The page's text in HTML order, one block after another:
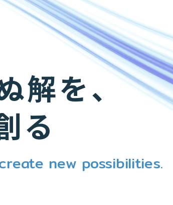
解を、
る
new possibilities.